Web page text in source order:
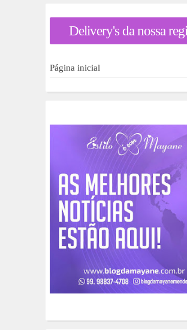
a
p
r
Delivery's da nossa
Página inicial